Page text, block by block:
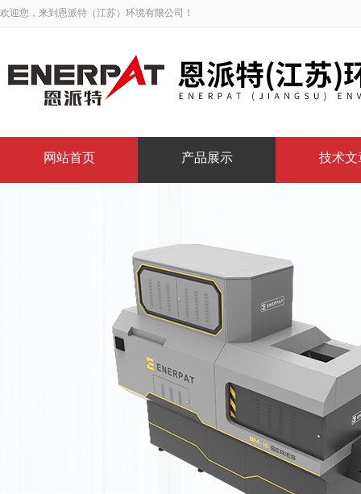
欢迎您，来到恩派特（江苏）环境有限公司！
网站首页 产品展示 技术文